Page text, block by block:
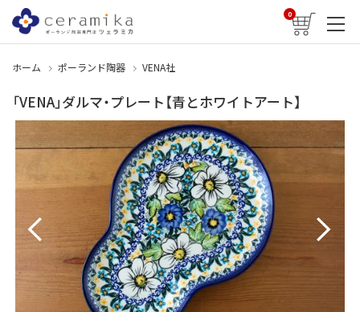
0
ホーム ポーランド陶器 VENA社
「VENA」ダルマ・プレート【青とホワイトアート】